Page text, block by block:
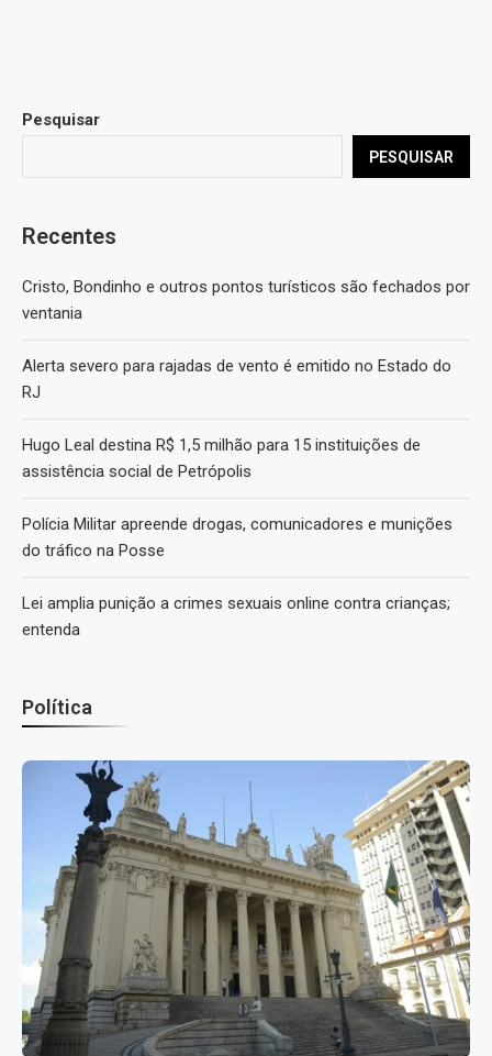
Pesquisar
PESQUISAR
Recentes
Cristo, Bondinho e outros pontos turísticos são fechados por
ventania
Alerta severo para rajadas de vento é emitido no Estado do
RJ
Hugo Leal destina R$ 1,5 milhão para 15 instituições de
assistência social de Petrópolis
Polícia Militar apreende drogas, comunicadores e munições
do tráfico na Posse
Lei amplia punição a crimes sexuais online contra crianças;
entenda
Política